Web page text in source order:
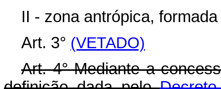
II - zona antrópica,
Art. 3° (VETADO)
Art. 4° Mediante a